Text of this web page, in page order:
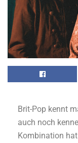
Brit-Pop kennt
auch noch
Kombination